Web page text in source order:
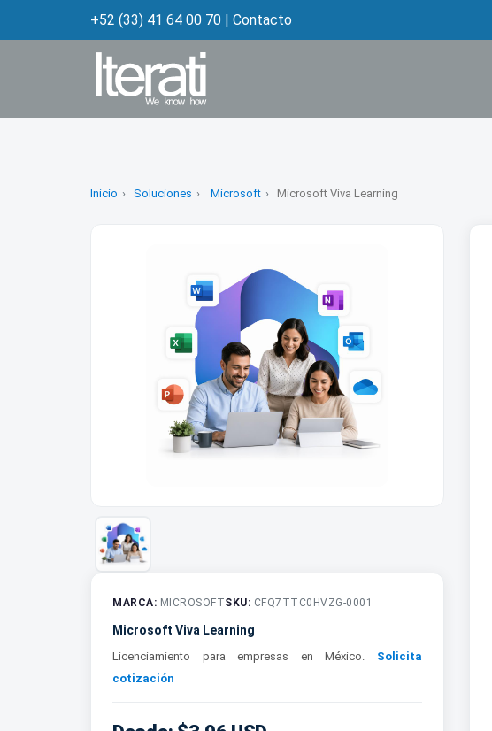
+52 (33) 41 64 00 70 | Contacto
Inicio Soluciones Microsoft Microsoft Viva Learning
MARCA: MICROSOFTSKU: CFQ7TTC0HVZG-0001
Microsoft Viva Learning
Licenciamiento para empresas en México. Solicita
cotización